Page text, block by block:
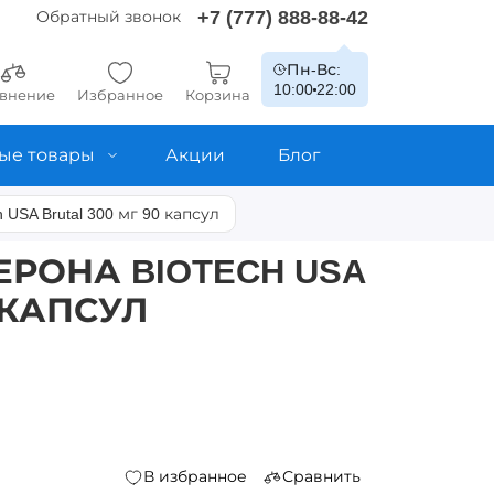
Обратный звонок +7 (777) 888-88-42
Избранное Корзина
Пн-Вс:
10:00 22:00
товары Акции Блог
Brutal 300 мг 90 капсул
BIOTECH USA
КАПСУЛ
В избранное Сравнить